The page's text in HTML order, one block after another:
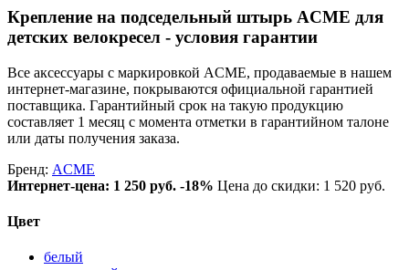
Крепление на подседельный штырь ACME для
детских велокресел - условия гарантии
Все аксессуары с маркировкой ACME, продаваемые в нашем
интернет-магазине, покрываются официальной гарантией
поставщика. Гарантийный срок на такую продукцию
составляет 1 месяц с момента отметки в гарантийном талоне
или даты получения заказа.
Бренд: ACME
Интернет-цена: 1 250 руб. -18% Цена до скидки: 1 520 руб.
Цвет
белый